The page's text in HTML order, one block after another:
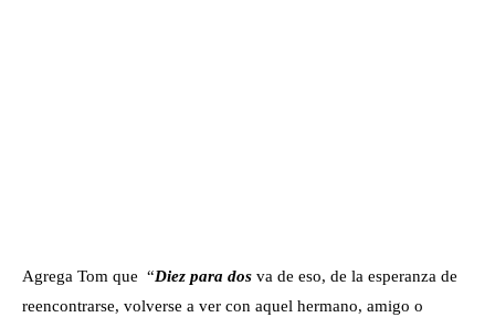
Agrega Tom que “Diez para dos va de eso, de la esperanza de
reencontrarse, volverse a ver con aquel hermano, amigo o